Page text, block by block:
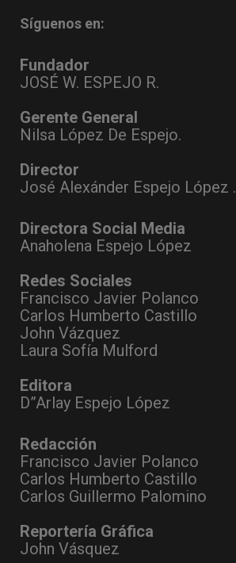
Síguenos en:
Fundador
JOSÉ W. ESPEJO R.
Gerente General
Nilsa López De Espejo.
Director
José Alexánder Espejo López .
Directora Social Media
Anaholena Espejo López
Redes Sociales
Francisco Javier Polanco
Carlos Humberto Castillo
John Vázquez
Laura Sofía Mulford
Editora
D”Arlay Espejo López
Redacción
Francisco Javier Polanco
Carlos Humberto Castillo
Carlos Guillermo Palomino
Reportería Gráfica
John Vásquez